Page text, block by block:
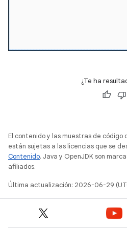
¿Te ha
El contenido y las muestras de
están sujetas a las licencias que se
Contenido. Java y OpenJDK son
afiliados.
Última actualización: 2026-06-29